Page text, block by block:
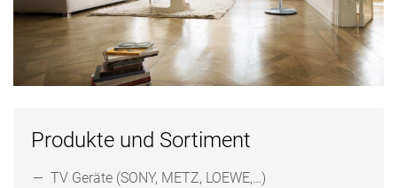
Produkte und Sortiment
TV Geräte (SONY, METZ, LOEWE,…)